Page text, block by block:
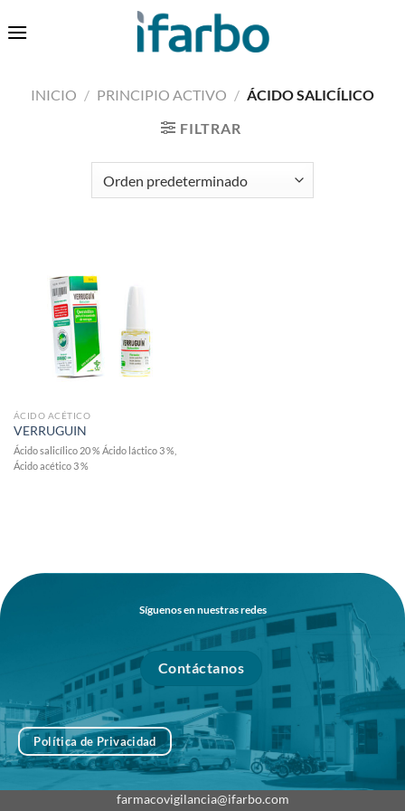
al
INICIO / PRINCIPIO ACTIVO / ÁCIDO SALICÍLICO
FILTRAR
ÁCIDO ACÉTICO
VERRUGUIN
Ácido salicílico 20 % Ácido láctico 3 %,
Ácido acético 3 %
Síguenos en nuestras redes
Contáctanos
Política de Privacidad
farmacovigilancia@ifarbo.com